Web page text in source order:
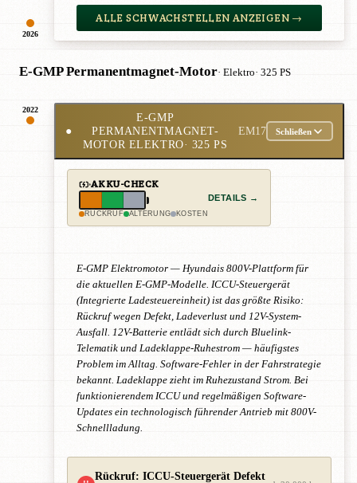
2026
ALLE SCHWACHSTELLEN ANZEIGEN →
E-GMP Permanentmagnet-Motor· Elektro· 325 PS
2022
●
E-GMP
PERMANENTMAGNET-
MOTOR ELEKTRO· 325 PS
EM17 Schließen
AKKU-CHECK
RÜCKRUF ALTERUNG KOSTEN
DETAILS →
E-GMP Elektromotor — Hyundais 800V-Plattform für
die aktuellen E-GMP-Modelle. ICCU-Steuergerät
(Integrierte Ladesteuereinheit) ist das größte Risiko:
Rückruf wegen Defekt, Ladeverlust und 12V-System-
Ausfall. 12V-Batterie entlädt sich durch Bluelink-
Telematik und Ladeklappe-Ruhestrom — häufigstes
Problem im Alltag. Software-Fehler in der Fahrstrategie
bekannt. Ladeklappe zieht im Ruhezustand Strom. Bei
funktionierendem ICCU und regelmäßigen Software-
Updates ein technologisch führender Antrieb mit 800V-
Schnellladung.
Rückruf: ICCU-Steuergerät Defekt